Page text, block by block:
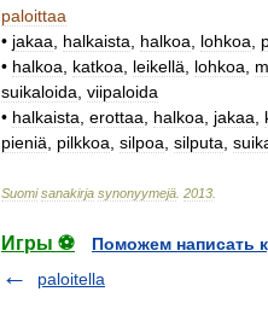
paloittaa
• jakaa halkaista halkoa lohkoa
• halkoa katkoa leikellä lohkoa
suikaloida viipaloida
• halkaista erottaa halkoa jakaa
pieniä
pilkkoa silpoa silputa
Suomi sanakirja synonyymejä 2013
Игры ⚽
Поможем написать
paloitella